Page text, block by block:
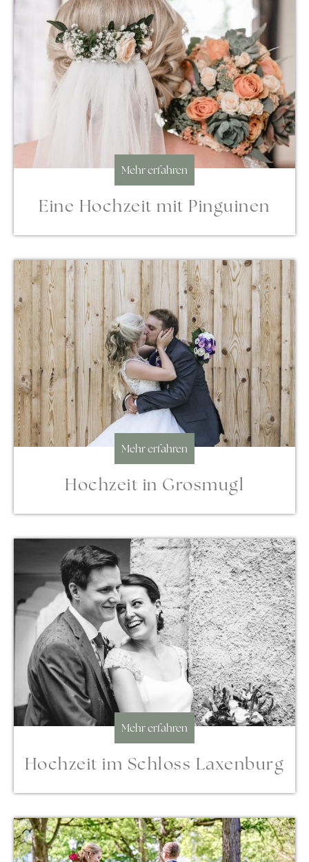
Mehr erfahren
Eine Hochzeit mit Pinguinen
Mehr erfahren
Hochzeit in Grosmugl
Mehr erfahren
Hochzeit im Schloss Laxenburg